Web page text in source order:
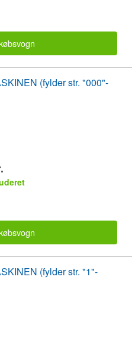
(fylder str. "000"-
(fylder str. "1"-